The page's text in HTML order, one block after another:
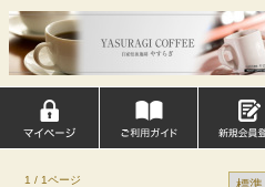
1 / 1ページ